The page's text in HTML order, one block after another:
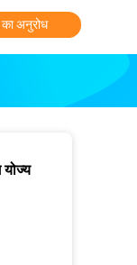
का अनुरोध
योज्य